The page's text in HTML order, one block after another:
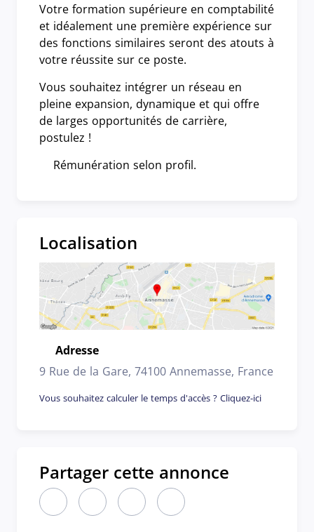
Votre formation supérieure en comptabilité
et idéalement une première expérience sur
des fonctions similaires seront des atouts à
votre réussite sur ce poste.
Vous souhaitez intégrer un réseau en
pleine expansion, dynamique et qui offre
de larges opportunités de carrière,
postulez !
Rémunération selon profil.
Localisation
Emplacement
Adresse
9 Rue de la Gare, 74100 Annemasse, France
Vous souhaitez calculer le temps d'accès ? Cliquez-ici
Partager cette annonce
Partager cette annonce sur LinkedIn (nouvelle
Partager cette annonce sur X (nouvelle
Partager cette annonce sur
Partager cette annonce